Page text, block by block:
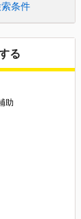
条件
る
助